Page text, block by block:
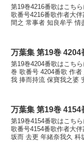
第19巻4216番歌はこち
歌番号4216番歌作者大
間之 常事者 知良牟乎 情
万葉集 第19巻 4204
第19巻4204番歌はこち
巻 歌番号 4204番歌 作
我 捧而持流 保寶我之婆
万葉集 第19巻 4154
第19巻4154番歌はこち
歌番号4154番歌作者大
坂而 去更 年緒奈我久 科